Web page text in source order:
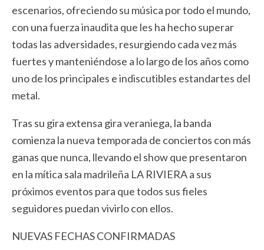
escenarios, ofreciendo su música por todo el mundo,
con una fuerza inaudita que les ha hecho superar
todas las adversidades, resurgiendo cada vez más
fuertes y manteniéndose a lo largo de los años como
uno de los principales e indiscutibles estandartes del
metal.
Tras su gira extensa gira veraniega, la banda
comienza la nueva temporada de conciertos con más
ganas que nunca, llevando el show que presentaron
en la mítica sala madrileña LA RIVIERA a sus
próximos eventos para que todos sus fieles
seguidores puedan vivirlo con ellos.
NUEVAS FECHAS CONFIRMADAS